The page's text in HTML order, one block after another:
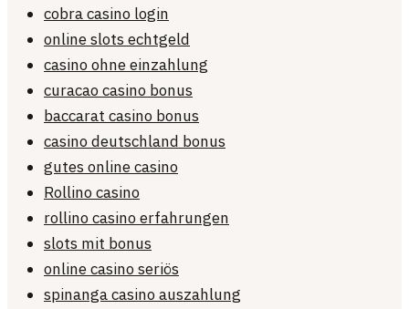
cobra casino login
online slots echtgeld
casino ohne einzahlung
curacao casino bonus
baccarat casino bonus
casino deutschland bonus
gutes online casino
Rollino casino
rollino casino erfahrungen
slots mit bonus
online casino seriös
spinanga casino auszahlung